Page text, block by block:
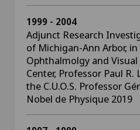
1999 - 2004
Adjunct Research
of Michigan-Ann Arbor,
Ophthalmolgy and Visual
Center, Professor Paul R.
the C.U.O.S. Professor
Nobel de Physique 2019